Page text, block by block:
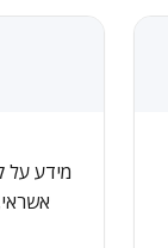
מידע על